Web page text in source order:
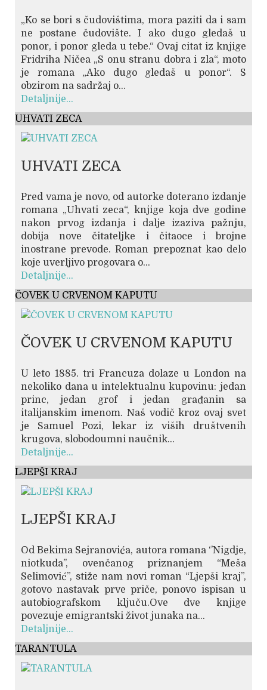
„Ko se bori s čudovištima, mora paziti da i sam
ne postane čudovište. I ako dugo gledaš u
ponor, i ponor gleda u tebe.“ Ovaj citat iz knjige
Fridriha Ničea „S onu stranu dobra i zla“, moto
je romana „Ako dugo gledaš u ponor“. S
obzirom na sadržaj o...
Detaljnije...
UHVATI ZECA
UHVATI ZECA
Pred vama je novo, od autorke doterano izdanje
romana „Uhvati zeca“, knjige koja dve godine
nakon prvog izdanja i dalje izaziva pažnju,
dobija nove čitateljke i čitaoce i brojne
inostrane prevode. Roman prepoznat kao delo
koje uverljivo progovara o...
Detaljnije...
ČOVEK U CRVENOM KAPUTU
ČOVEK U CRVENOM KAPUTU
U leto 1885. tri Francuza dolaze u London na
nekoliko dana u intelektualnu kupovinu: jedan
princ, jedan grof i jedan građanin sa
italijanskim imenom. Naš vodič kroz ovaj svet
je Samuel Pozi, lekar iz viših društvenih
krugova, slobodoumni naučnik...
Detaljnije...
LJEPŠI KRAJ
LJEPŠI KRAJ
Od Bekima Sejranovića, autora romana ‘’Nigdje,
niotkuda’’, ovenčanog priznanjem “Meša
Selimović”, stiže nam novi roman “Ljepši kraj”,
gotovo nastavak prve priče, ponovo ispisan u
autobiografskom ključu.Ove dve knjige
povezuje emigrantski život junaka na...
Detaljnije...
TARANTULA